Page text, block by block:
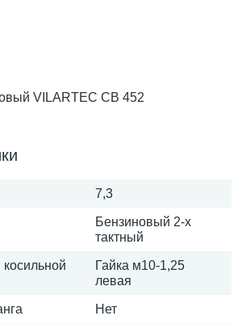
VILARTEC CB 452
7,3
Бензиновый 2-х
тактный
Гайка м10-1,25
левая
Нет